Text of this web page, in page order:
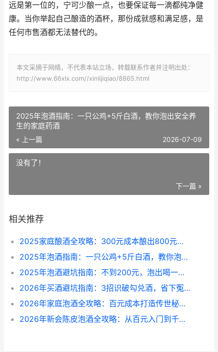
远是第一位的，宁可少酿一点，也要保证每一滴都纯净健
康。当你举起自己酿造的酒杯，那份成就感和满足感，是
任何市售酒都无法替代的。
本文采摘于网络，不代表本站立场，转载联系作者并注明出处：
http://www.66xlx.com//xinlijiqiao/8865.html
2025年泡酒指南：一只公鸡+5斤白酒，教你泡出安全养
生的家庭药酒
« 上一篇 2026-07-09
没有了！
下一篇 »
相关推荐
2025家庭酿酒全攻略：300元成本酿出800元品质，避开这10个坑酒质翻倍
2025年泡酒指南：一只公鸡+5斤白酒，教你泡出安全养生的家庭药酒
2025年泡酒避坑指南：不到200元，泡出喝一年的“神仙水”，灵芝人参枸杞黄金配方全公开
2026年买酒避坑指南：3招识破勾兑酒，省下冤枉钱！
2026年家庭泡酒全攻略：百元成本打造传世秘制猪肉酒，香气扑鼻回味无穷
2026年新会陈皮泡酒全攻略：从百元入门到千元珍藏，手把手教你泡出健康与风味